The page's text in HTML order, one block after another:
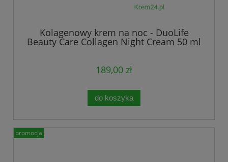
Kolagenowy krem na noc - DuoLife
Beauty Care Collagen Night Cream 50 ml
189,00 zł
do koszyka
promocja